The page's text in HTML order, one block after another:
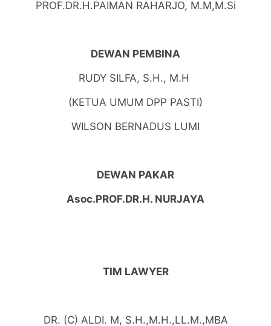
PROF.DR.H.PAIMAN RAHARJO, M.M,M.Si
DEWAN PEMBINA
RUDY SILFA, S.H., M.H
(KETUA UMUM DPP PASTI)
WILSON BERNADUS LUMI
DEWAN PAKAR
Asoc.PROF.DR.H. NURJAYA
TIM LAWYER
DR. (C) ALDI. M, S.H.,M.H.,LL.M.,MBA